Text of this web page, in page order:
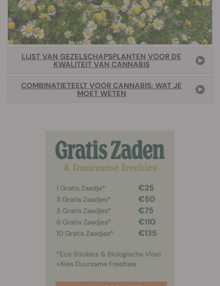
LIJST VAN GEZELSCHAPSPLANTEN VOOR DE
KWALITEIT VAN CANNABIS
COMBINATIETEELT VOOR CANNABIS: WAT JE
MOET WETEN